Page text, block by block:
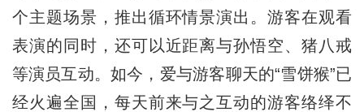
个主题场景，推出循环情景演出。游客在观看
表演的同时，还可以近距离与孙悟空、猪八戒
等演员互动。如今，爱与游客聊天的“雪饼猴”已
经火遍全国，每天前来与之互动的游客络绎不